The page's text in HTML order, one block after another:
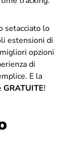
setacciato lo
estensioni di
opzioni
di
E la
GRATUITE!